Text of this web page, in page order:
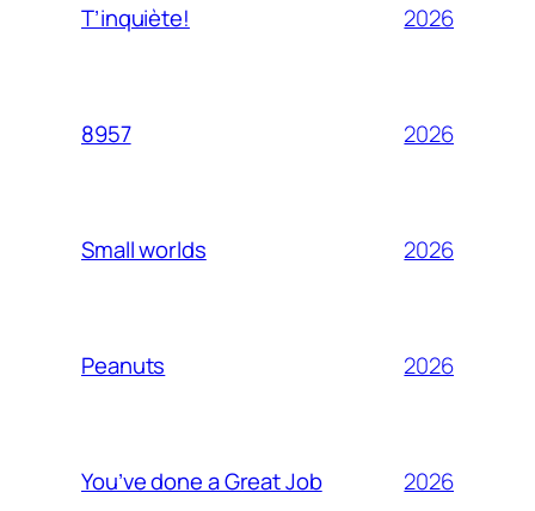
T’inquiète! 2026
8957 2026
Small worlds 2026
Peanuts 2026
You’ve done a Great Job 2026